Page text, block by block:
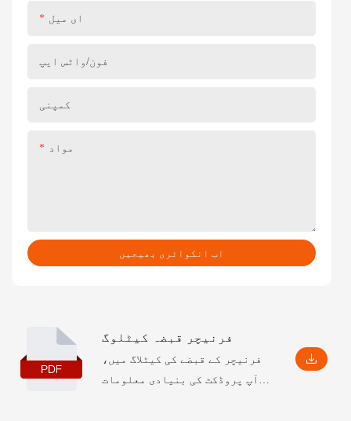
ای میل
فون/واٹس ایپ
کمپنی
مواد
اب انکوائری بھیجیں
فرنیچر قبضہ کیٹلوگ
فرنیچر کے قبضے کی کیٹلاگ میں،
آپ پروڈکٹ کی بنیادی معلومات